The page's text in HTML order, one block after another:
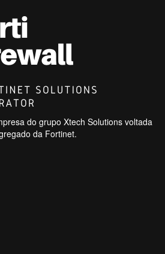
do grupo Xtech Solutions voltada
da Fortinet.